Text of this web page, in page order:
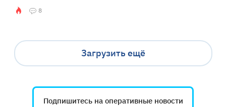
8
Загрузить ещё
Подпишитесь на оперативные новости